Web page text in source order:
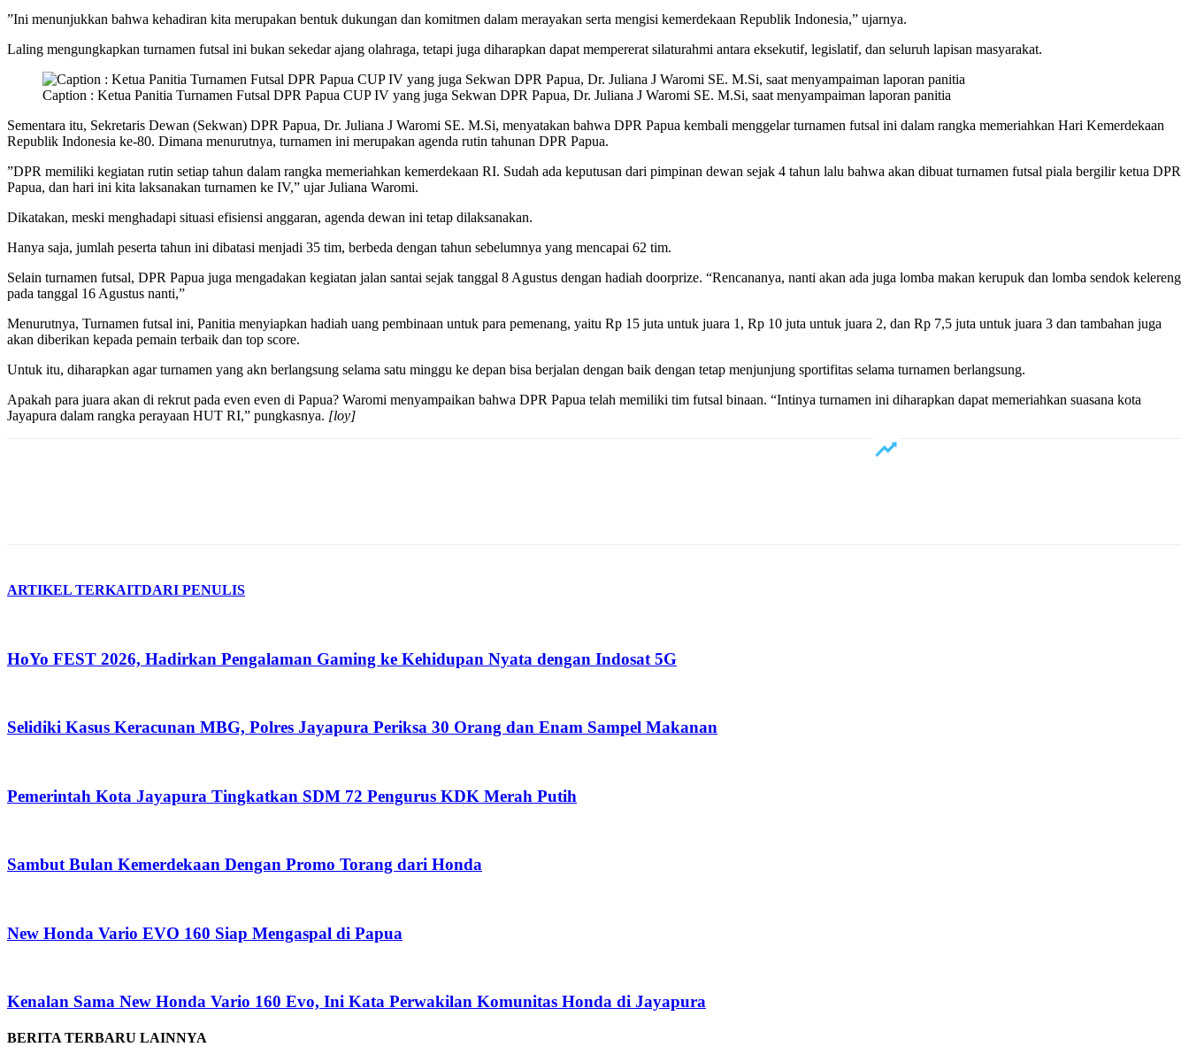
‎”Ini menunjukkan bahwa kehadiran kita merupakan bentuk dukungan dan komitmen dalam merayakan serta mengisi kemerdekaan Republik Indonesia,” ujarnya.
Laling mengungkapkan turnamen futsal ini bukan sekedar ajang olahraga, tetapi juga diharapkan dapat mempererat silaturahmi antara eksekutif, legislatif, dan seluruh lapisan masyarakat.
Caption : Ketua Panitia Turnamen Futsal DPR Papua CUP IV yang juga Sekwan DPR Papua, Dr. Juliana J Waromi SE. M.Si, saat menyampaiman laporan panitia
‎Sementara itu, Sekretaris Dewan (Sekwan) DPR Papua, Dr. Juliana J Waromi SE. M.Si, menyatakan bahwa DPR Papua kembali menggelar turnamen futsal ini dalam rangka memeriahkan Hari Kemerdekaan
Republik Indonesia ke-80. Dimana menurutnya, turnamen ini merupakan agenda rutin tahunan DPR Papua.
‎”DPR memiliki kegiatan rutin setiap tahun dalam rangka memeriahkan kemerdekaan RI. Sudah ada keputusan dari pimpinan dewan sejak 4 tahun lalu bahwa akan dibuat turnamen futsal piala bergilir ketua DPR
Papua, dan hari ini kita laksanakan turnamen ke IV,” ujar Juliana Waromi.
‎Dikatakan, meski menghadapi situasi efisiensi anggaran, agenda dewan ini tetap dilaksanakan.
‎Hanya saja, jumlah peserta tahun ini dibatasi menjadi 35 tim, berbeda dengan tahun sebelumnya yang mencapai 62 tim.
‎Selain turnamen futsal, DPR Papua juga mengadakan kegiatan jalan santai sejak tanggal 8 Agustus dengan hadiah doorprize. “Rencananya, nanti akan ada juga lomba makan kerupuk dan lomba sendok kelereng
pada tanggal 16 Agustus nanti,”
‎Menurutnya, Turnamen futsal ini, Panitia menyiapkan hadiah uang pembinaan untuk para pemenang, yaitu Rp 15 juta untuk juara 1, Rp 10 juta untuk juara 2, dan Rp 7,5 juta untuk juara 3 dan tambahan juga
akan diberikan kepada pemain terbaik dan top score.
‎Untuk itu, diharapkan agar turnamen yang akn berlangsung selama satu minggu ke depan bisa berjalan dengan baik dengan tetap menjunjung sportifitas selama turnamen berlangsung.
‎Apakah para juara akan di rekrut pada even even di Papua? Waromi menyampaikan bahwa DPR Papua telah memiliki tim futsal binaan. “Intinya turnamen ini diharapkan dapat memeriahkan suasana kota
Jayapura dalam rangka perayaan HUT RI,” pungkasnya. [loy]
ARTIKEL TERKAITDARI PENULIS
HoYo FEST 2026, Hadirkan Pengalaman Gaming ke Kehidupan Nyata dengan Indosat 5G
Selidiki Kasus Keracunan MBG, Polres Jayapura Periksa 30 Orang dan Enam Sampel Makanan
Pemerintah Kota Jayapura Tingkatkan SDM 72 Pengurus KDK Merah Putih
Sambut Bulan Kemerdekaan Dengan Promo Torang dari Honda
New Honda Vario EVO 160 Siap Mengaspal di Papua
Kenalan Sama New Honda Vario 160 Evo, Ini Kata Perwakilan Komunitas Honda di Jayapura
BERITA TERBARU LAINNYA